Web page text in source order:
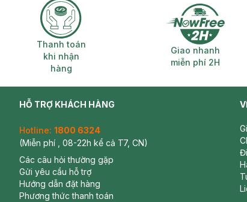
Thanh toán khi nhận hàng
Thanh toán
khi nhận
hàng
Giao
Giao nhanh
miễn phí 2H
HỖ TRỢ KHÁCH HÀNG
Hotline: 1800 6324
(Miễn phí , 08-22h kể cả T7, CN)
Các câu hỏi thường gặp
Gửi yêu cầu hỗ trợ
Hướng dẫn đặt hàng
Phương thức thanh toán